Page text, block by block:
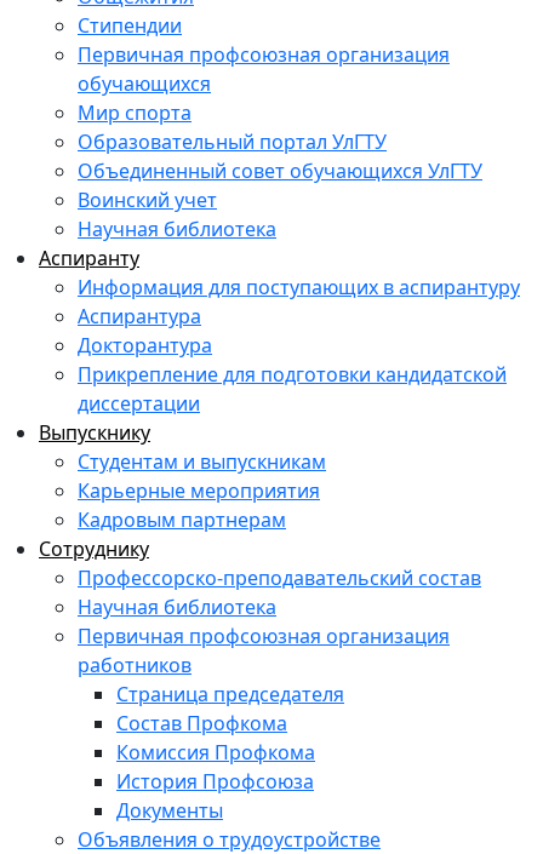
Стипендии
Первичная профсоюзная организация
обучающихся
Мир спорта
Образовательный портал УлГТУ
Объединенный совет обучающихся УлГТУ
Воинский учет
Научная библиотека
Аспиранту
Информация для поступающих в аспирантуру
Аспирантура
Докторантура
Прикрепление для подготовки кандидатской
диссертации
Выпускнику
Студентам и выпускникам
Карьерные мероприятия
Кадровым партнерам
Сотруднику
Профессорско-преподавательский состав
Научная библиотека
Первичная профсоюзная организация
работников
Страница председателя
Состав Профкома
Комиссия Профкома
История Профсоюза
Документы
Объявления о трудоустройстве